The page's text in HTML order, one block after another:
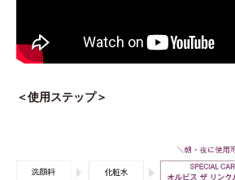
＜使用ステップ＞